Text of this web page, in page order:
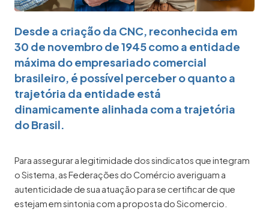
Desde a criação da CNC, reconhecida em
30 de novembro de 1945 como a entidade
máxima do empresariado comercial
brasileiro, é possível perceber o quanto a
trajetória da entidade está
dinamicamente alinhada com a trajetória
do Brasil.
Para assegurar a legitimidade dos sindicatos que integram
o Sistema, as Federações do Comércio averiguam a
autenticidade de sua atuação para se certificar de que
estejam em sintonia com a proposta do Sicomercio.